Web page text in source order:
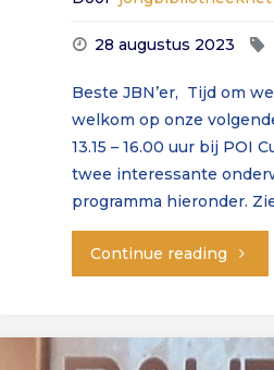
28 augustus 2023
Beste JBN’er, Tijd om
welkom op onze
13.15 – 16.00 uur bij POI
twee interessante
programma hieronder.
Continue reading"Meld
nu